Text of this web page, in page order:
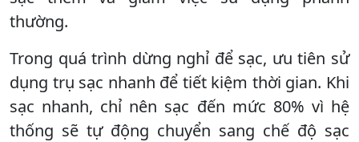
thường.
Trong quá trình dừng nghỉ để sạc, ưu tiên sử
dụng trụ sạc nhanh để tiết kiệm thời gian. Khi
sạc nhanh, chỉ nên sạc đến mức 80% vì hệ
thống sẽ tự động chuyển sang chế độ sạc